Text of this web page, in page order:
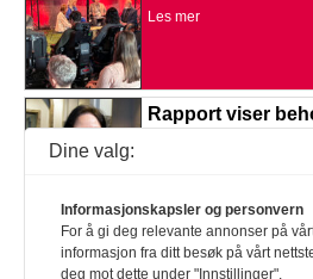
Les mer
Rapport viser
BPA-jubel i
Les mer
Dine valg:
Informasjonskapsler og personvern
For å gi deg relevante annonser på
informasjon fra ditt besøk på vårt
deg mot dette under "Innstillinger".